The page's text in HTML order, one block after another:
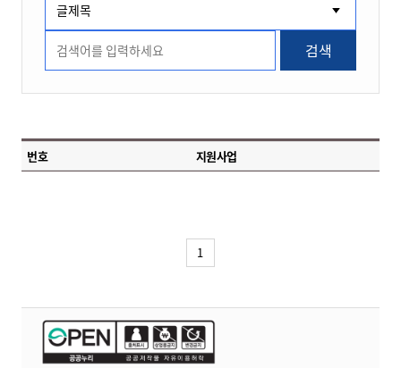
검색
번호 지원사업
1